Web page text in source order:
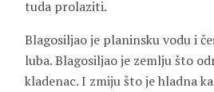
tuda prolaziti.
Blagosiljao je planinsku vodu i
luba. Blagosiljao je zemlju što
kladenac. I zmiju što je hladna